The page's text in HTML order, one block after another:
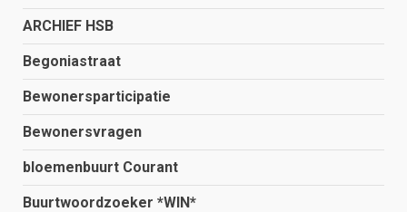
ARCHIEF HSB
Begoniastraat
Bewonersparticipatie
Bewonersvragen
bloemenbuurt Courant
Buurtwoordzoeker *WIN*